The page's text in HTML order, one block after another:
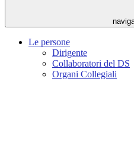
Le persone
Dirigente
Collaboratori del DS
Organi Collegiali